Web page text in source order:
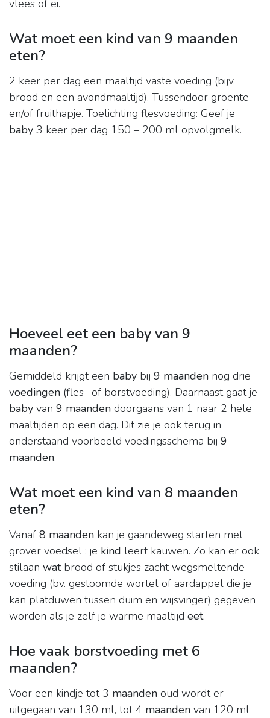
vlees of ei.
Wat moet een kind van 9 maanden
eten?
2 keer per dag een maaltijd vaste voeding (bijv.
brood en een avondmaaltijd). Tussendoor groente-
en/of fruithapje. Toelichting flesvoeding: Geef je
baby 3 keer per dag 150 – 200 ml opvolgmelk.
Hoeveel eet een baby van 9
maanden?
Gemiddeld krijgt een baby bij 9 maanden nog drie
voedingen (fles- of borstvoeding). Daarnaast gaat je
baby van 9 maanden doorgaans van 1 naar 2 hele
maaltijden op een dag. Dit zie je ook terug in
onderstaand voorbeeld voedingsschema bij 9
maanden.
Wat moet een kind van 8 maanden
eten?
Vanaf 8 maanden kan je gaandeweg starten met
grover voedsel : je kind leert kauwen. Zo kan er ook
stilaan watbrood of stukjes zacht wegsmeltende
voeding (bv. gestoomde wortel of aardappel die je
kan platduwen tussen duim en wijsvinger) gegeven
worden als je zelf je warme maaltijd eet.
Hoe vaak borstvoeding met 6
maanden?
Voor een kindje tot 3 maanden oud wordt er
uitgegaan van 130 ml, tot 4 maanden van 120 ml